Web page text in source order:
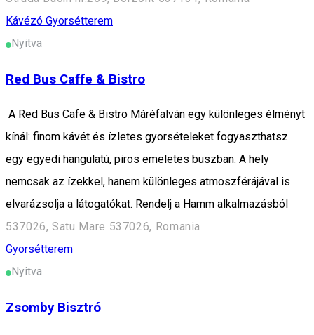
Kávézó Gyorsétterem
Nyitva
Red Bus Caffe & Bistro
A Red Bus Cafe & Bistro Máréfalván egy különleges élményt
kínál: finom kávét és ízletes gyorsételeket fogyaszthatsz
egy egyedi hangulatú, piros emeletes buszban. A hely
nemcsak az ízekkel, hanem különleges atmoszférájával is
elvarázsolja a látogatókat. Rendelj a Hamm alkalmazásból
537026, Satu Mare 537026, Romania
Gyorsétterem
Nyitva
Zsomby Bisztró